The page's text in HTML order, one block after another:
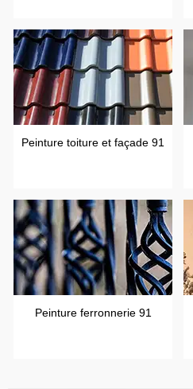
Peinture toiture et façade 91
Peinture ferronnerie 91